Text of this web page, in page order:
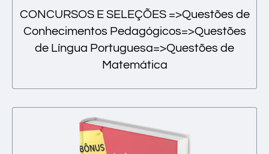
CONCURSOS E SELEÇÕES =>Questões de
Conhecimentos Pedagógicos=>Questões
de Língua Portuguesa=>Questões de
Matemática